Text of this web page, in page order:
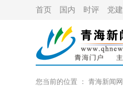
首页 国内 时评 党建
您当前的位置 ： 青海新闻网